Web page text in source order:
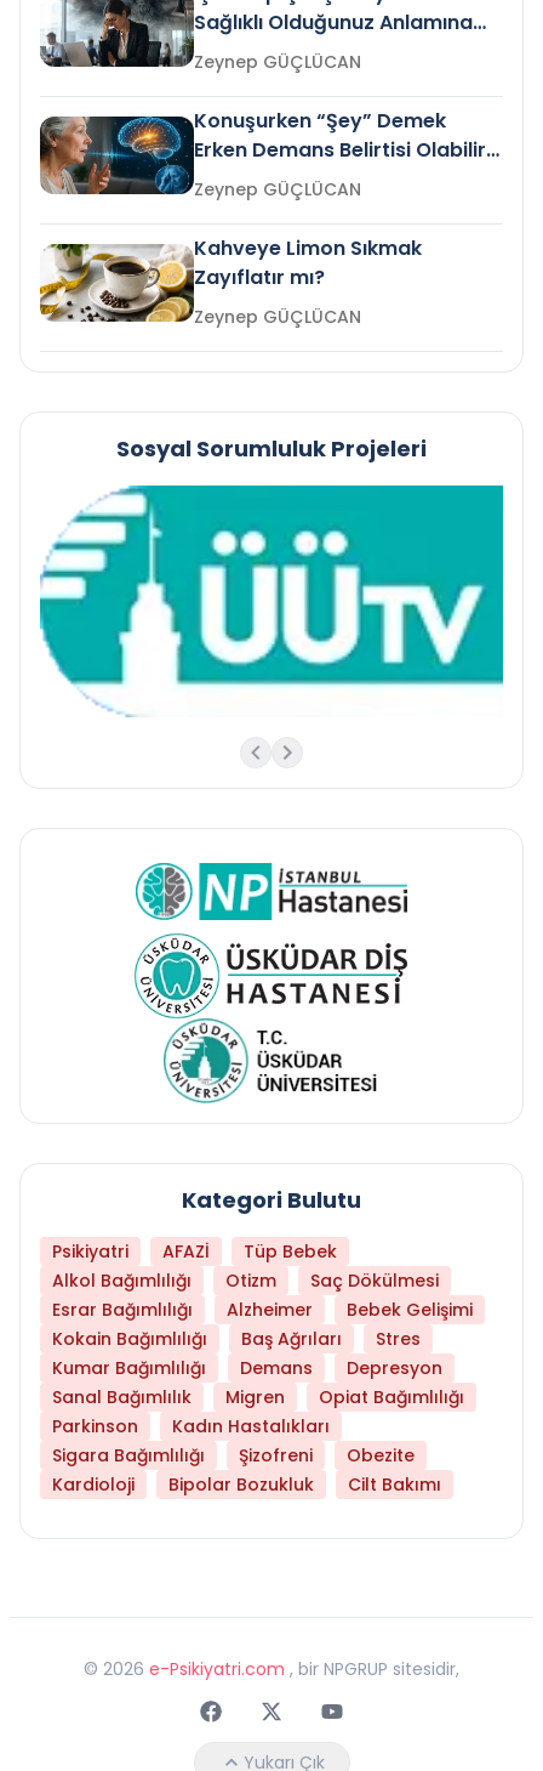
Sağlıklı Olduğunuz Anlamına
Gelir mi?Zeynep GÜÇLÜCAN
Konuşurken “Şey” Demek
Erken Demans Belirtisi Olabilir
mi?
Zeynep GÜÇLÜCAN
Kahveye Limon Sıkmak
Zayıflatır mı?
Zeynep GÜÇLÜCAN
Sosyal Sorumluluk Projeleri
Kategori Bulutu
Psikiyatri AFAZİ
Tüp Bebek
Alkol Bağımlılığı
Otizm
Saç Dökülmesi
Esrar Bağımlılığı
Alzheimer
Bebek Gelişimi
Kokain Bağımlılığı
Baş Ağrıları
Stres
Kumar Bağımlılığı
Demans
Depresyon
Sanal Bağımlılık
Migren
Opiat Bağımlılığı
Parkinson
Kadın Hastalıkları
Sigara Bağımlılığı
Şizofreni
Obezite
Kardioloji
Bipolar Bozukluk Cilt Bakımı
© 2026 e-Psikiyatri.com , bir NPGRUP sitesidir,
FaceebokTwitterYoutube
Yukarı Çık